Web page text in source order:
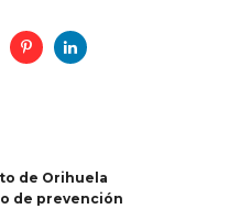
de Orihuela
de prevención